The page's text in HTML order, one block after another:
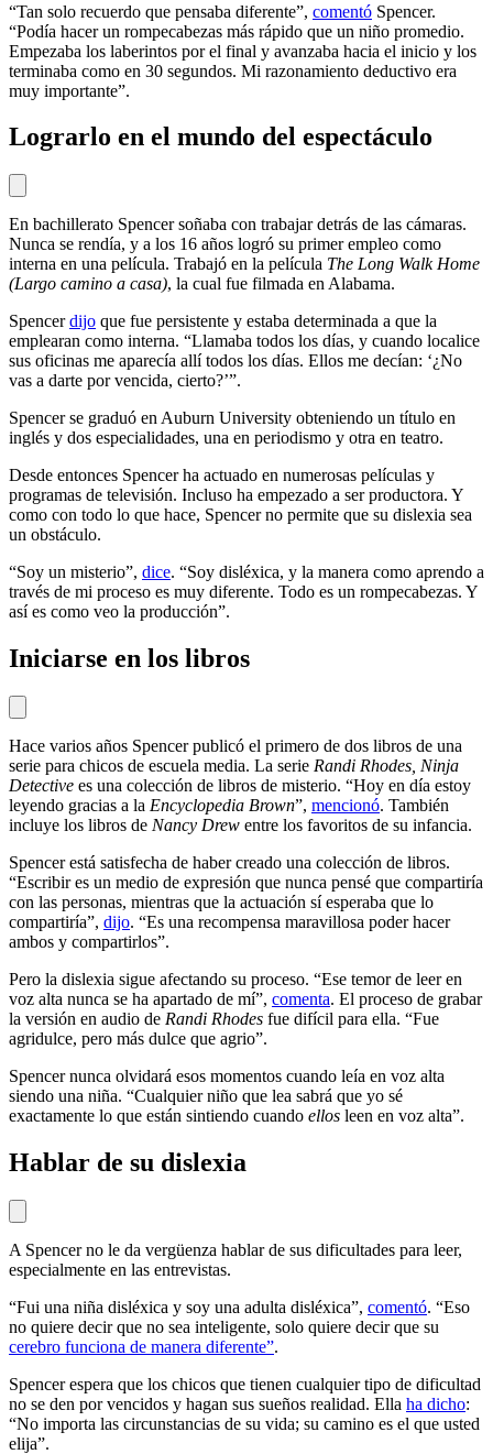
“Tan solo recuerdo que pensaba diferente”, comentó Spencer.
“Podía hacer un rompecabezas más rápido que un niño promedio.
Empezaba los laberintos por el final y avanzaba hacia el inicio y los
terminaba como en 30 segundos. Mi razonamiento deductivo era
muy importante”.
Lograrlo en el mundo del espectáculo
En bachillerato Spencer soñaba con trabajar detrás de las cámaras.
Nunca se rendía, y a los 16 años logró su primer empleo como
interna en una película. Trabajó en la película The Long Walk Home
(Largo camino a casa), la cual fue filmada en Alabama.
Spencerdijo que fue persistente y estaba determinada a que la
emplearan como interna. “Llamaba todos los días, y cuando localice
sus oficinas me aparecía allí todos los días. Ellos me decían: ‘¿No
vas a darte por vencida, cierto?’”.
Spencer se graduó en Auburn University obteniendo un título en
inglés y dos especialidades, una en periodismo y otra en teatro.
Desde entonces Spencer ha actuado en numerosas películas y
programas de televisión. Incluso ha empezado a ser productora. Y
como con todo lo que hace, Spencer no permite que su dislexia sea
un obstáculo.
“Soy un misterio”, dice. “Soy disléxica, y la manera como aprendo a
través de mi proceso es muy diferente. Todo es un rompecabezas. Y
así es como veo la producción”.
Iniciarse en los libros
Hace varios años Spencer publicó el primero de dos libros de una
serie para chicos de escuela media. La serie Randi Rhodes, Ninja
Detective es una colección de libros de misterio. “Hoy en día estoy
leyendo gracias a la Encyclopedia Brown”, mencionó. También
incluye los libros de Nancy Drew entre los favoritos de su infancia.
Spencer está satisfecha de haber creado una colección de libros.
“Escribir es un medio de expresión que nunca pensé que compartiría
con las personas, mientras que la actuación sí esperaba que lo
compartiría”, dijo. “Es una recompensa maravillosa poder hacer
ambos y compartirlos”.
Pero la dislexia sigue afectando su proceso. “Ese temor de leer en
voz alta nunca se ha apartado de mí”, comenta. El proceso de grabar
la versión en audio de Randi Rhodes fue difícil para ella. “Fue
agridulce, pero más dulce que agrio”.
Spencer nunca olvidará esos momentos cuando leía en voz alta
siendo una niña. “Cualquier niño que lea sabrá que yo sé
exactamente lo que están sintiendo cuando ellos leen en voz alta”.
Hablar de su dislexia
A Spencer no le da vergüenza hablar de sus dificultades para leer,
especialmente en las entrevistas.
“Fui una niña disléxica y soy una adulta disléxica”, comentó. “Eso
no quiere decir que no sea inteligente, solo quiere decir que su
cerebro funciona de manera diferente”.
Spencer espera que los chicos que tienen cualquier tipo de dificultad
no se den por vencidos y hagan sus sueños realidad. Ella ha dicho:
“No importa las circunstancias de su vida; su camino es el que usted
elija”.